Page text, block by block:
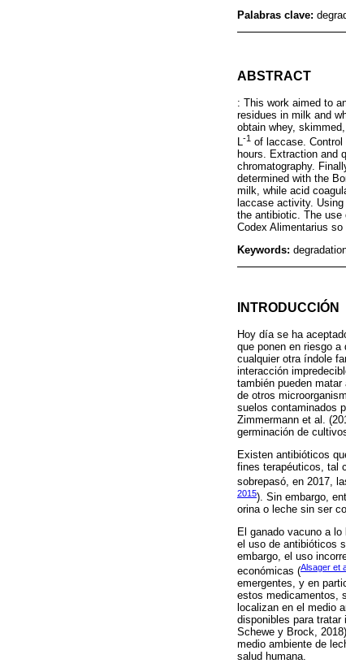
Palabras clave:
ABSTRACT
: This work aimed to
residues in milk and
obtain whey,
L-1 of laccase.
hours. Extraction and
chromatography.
determined with the
milk, while acid
laccase activity.
the antibiotic. The use
Codex Alimentarius
Keywords:
INTRODUCCIÓN
Hoy día se ha
que ponen en riesgo
cualquier otra índole
interacción
también pueden
de otros
suelos contaminados
Zimmermann et al.
germinación de
Existen antibióticos
fines terapéuticos, tal
sobrepasó, en 2017,
2015). Sin embargo,
orina o leche sin ser
El ganado vacuno a
el uso de antibióticos
embargo, el uso
económicas (Alsager et
emergentes, y en
estos medicamentos,
localizan en el medio
disponibles para
Schewe y Brock,
medio ambiente de
salud humana.